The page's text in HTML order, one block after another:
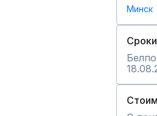
Минск